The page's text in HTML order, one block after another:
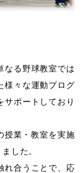
なる野球教室では
様々な運動プログ
ポートしており
授業・教室を実施
した。
れ合うことで、応